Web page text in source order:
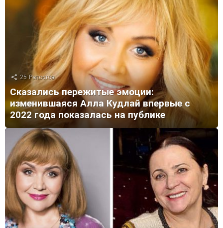
25 Репостов
Сказались пережитые эмоции:
изменившаяся Алла Кудлай впервые с
2022 года показалась на публике